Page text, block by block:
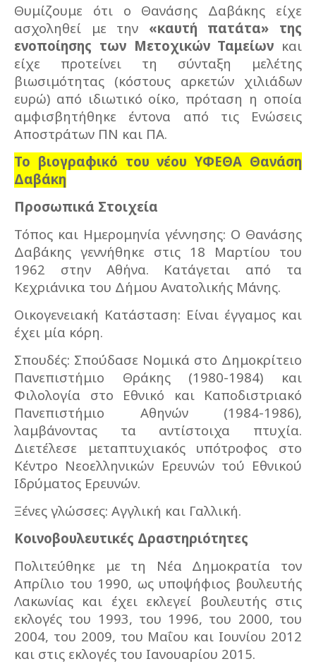
Θυμίζουμε ότι ο Θανάσης Δαβάκης είχε
ασχοληθεί με την «καυτή πατάτα» της
ενοποίησης των Μετοχικών Ταμείων και
είχε προτείνει τη σύνταξη μελέτης
βιωσιμότητας (κόστους αρκετών χιλιάδων
ευρώ) από ιδιωτικό οίκο, πρόταση η οποία
αμφισβητήθηκε έντονα από τις Ενώσεις
Αποστράτων ΠΝ και ΠΑ.
Το βιογραφικό του νέου ΥΦΕΘΑ Θανάση
Δαβάκη
Προσωπικά Στοιχεία
Τόπος και Ημερομηνία γέννησης: Ο Θανάσης
Δαβάκης γεννήθηκε στις 18 Μαρτίου του
1962 στην Αθήνα. Κατάγεται από τα
Κεχριάνικα του Δήμου Ανατολικής Μάνης.
Οικογενειακή Κατάσταση: Είναι έγγαμος και
έχει μία κόρη.
Σπουδές: Σπούδασε Νομικά στο Δημοκρίτειο
Πανεπιστήμιο Θράκης (1980-1984) και
Φιλολογία στο Εθνικό και Καποδιστριακό
Πανεπιστήμιο Αθηνών (1984-1986),
λαμβάνοντας τα αντίστοιχα πτυχία.
Διετέλεσε μεταπτυχιακός υπότροφος στο
Κέντρο Νεοελληνικών Ερευνών τού Εθνικού
Ιδρύματος Ερευνών.
Ξένες γλώσσες: Αγγλική και Γαλλική.
Κοινοβουλευτικές Δραστηριότητες
Πολιτεύθηκε με τη Νέα Δημοκρατία τον
Απρίλιο του 1990, ως υποψήφιος βουλευτής
Λακωνίας και έχει εκλεγεί βουλευτής στις
εκλογές του 1993, του 1996, του 2000, του
2004, του 2009, του Μαΐου και Ιουνίου 2012
και στις εκλογές του Ιανουαρίου 2015.